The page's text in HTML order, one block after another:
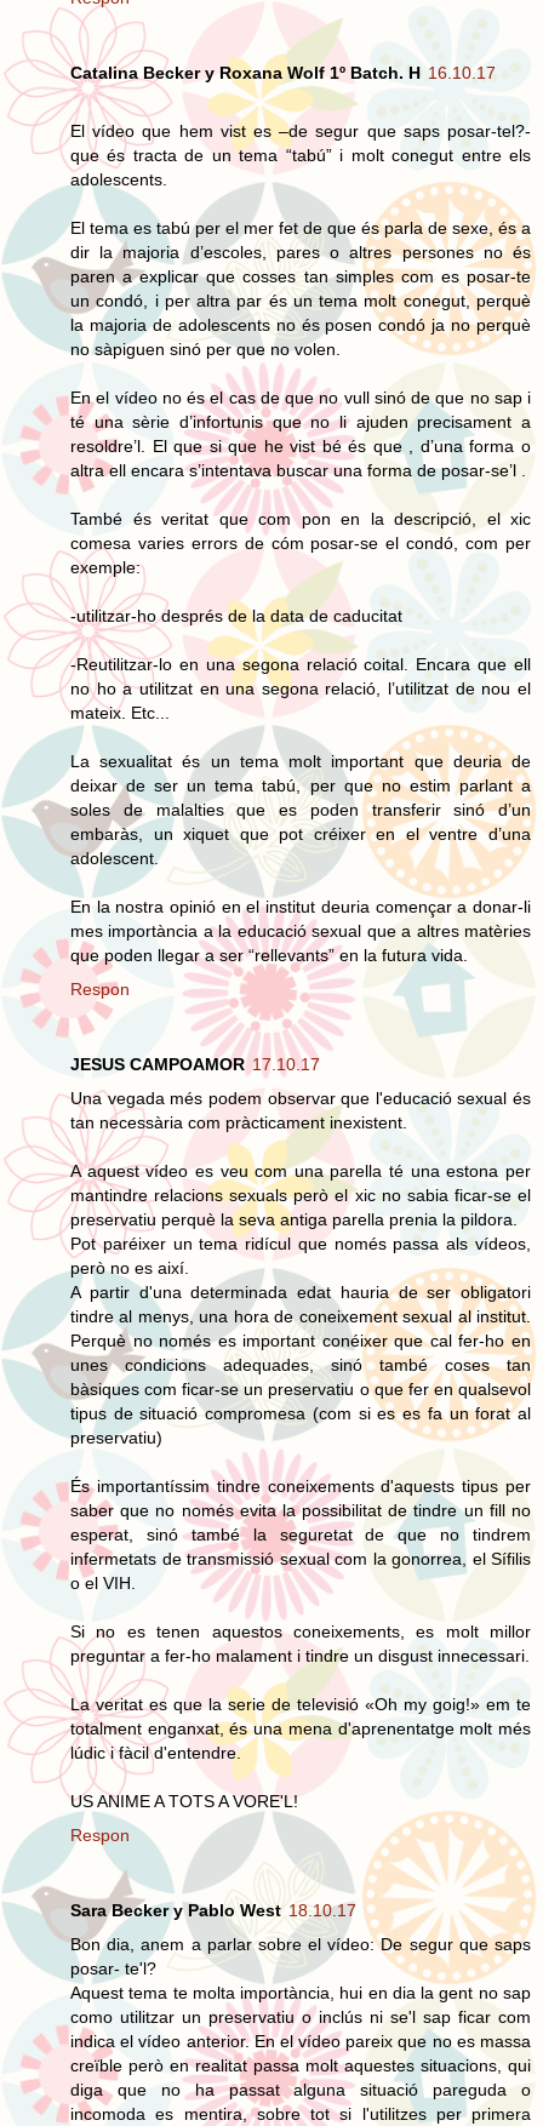
Catalina Becker y Roxana Wolf 1º Batch. H 16.10.17
El vídeo que hem vist es –de segur que saps posar-tel?-
que és tracta de un tema “tabú” i molt conegut entre els
adolescents.
El tema es tabú per el mer fet de que és parla de sexe, és a
dir la majoria d’escoles, pares o altres persones no és
paren a explicar que cosses tan simples com es posar-te
un condó, i per altra par és un tema molt conegut, perquè
la majoria de adolescents no és posen condó ja no perquè
no sàpiguen sinó per que no volen.
En el vídeo no és el cas de que no vull sinó de que no sap i
té una sèrie d’infortunis que no li ajuden precisament a
resoldre’l. El que si que he vist bé és que , d’una forma o
altra ell encara s’intentava buscar una forma de posar-se’l .
També és veritat que com pon en la descripció, el xic
comesa varies errors de cóm posar-se el condó, com per
exemple:
-utilitzar-ho després de la data de caducitat
-Reutilitzar-lo en una segona relació coital. Encara que ell
no ho a utilitzat en una segona relació, l’utilitzat de nou el
mateix. Etc...
La sexualitat és un tema molt important que deuria de
deixar de ser un tema tabú, per que no estim parlant a
soles de malalties que es poden transferir sinó d’un
embaràs, un xiquet que pot créixer en el ventre d’una
adolescent.
En la nostra opinió en el institut deuria començar a donar-li
mes importància a la educació sexual que a altres matèries
que poden llegar a ser “rellevants” en la futura vida.
Respon
JESUS CAMPOAMOR 17.10.17
Una vegada més podem observar que l'educació sexual és
tan necessària com pràcticament inexistent.
A aquest vídeo es veu com una parella té una estona per
mantindre relacions sexuals però el xic no sabia ficar-se el
preservatiu perquè la seva antiga parella prenia la pildora.
Pot paréixer un tema ridícul que només passa als vídeos,
però no es així.
A partir d'una determinada edat hauria de ser obligatori
tindre al menys, una hora de coneixement sexual al institut.
Perquè no només es important conéixer que cal fer-ho en
unes condicions adequades, sinó també coses tan
bàsiques com ficar-se un preservatiu o que fer en qualsevol
tipus de situació compromesa (com si es es fa un forat al
preservatiu)
És importantíssim tindre coneixements d'aquests tipus per
saber que no només evita la possibilitat de tindre un fill no
esperat, sinó també la seguretat de que no tindrem
infermetats de transmissió sexual com la gonorrea, el Sífilis
o el VIH.
Si no es tenen aquestos coneixements, es molt millor
preguntar a fer-ho malament i tindre un disgust innecessari.
La veritat es que la serie de televisió «Oh my goig!» em te
totalment enganxat, és una mena d'aprenentatge molt més
lúdic i fàcil d'entendre.
US ANIME A TOTS A VORE'L!
Respon
Sara Becker y Pablo West 18.10.17
Bon dia, anem a parlar sobre el vídeo: De segur que saps
posar- te'l?
Aquest tema te molta importància, hui en dia la gent no sap
como utilitzar un preservatiu o inclús ni se'l sap ficar com
indica el vídeo anterior. En el vídeo pareix que no es massa
creïble però en realitat passa molt aquestes situacions, qui
diga que no ha passat alguna situació pareguda o
incomoda es mentira, sobre tot si l'utilitzes per primera